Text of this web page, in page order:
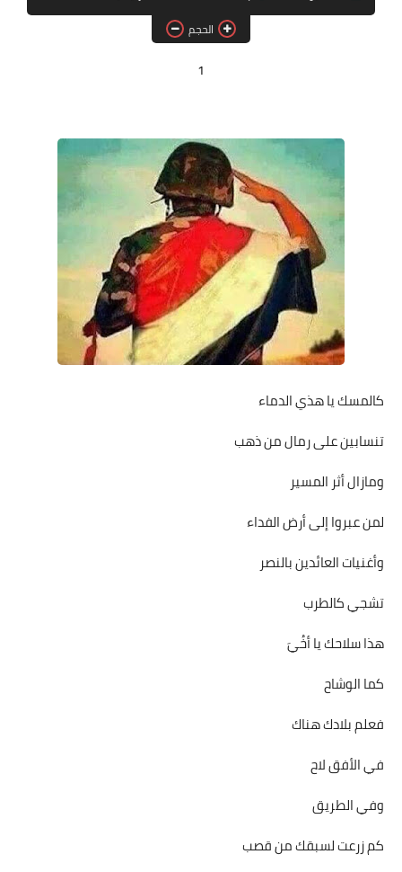
مقالات الحجم
1
كالمسك يا هذي الدماء
تنسابين على رمال من ذهب
ومازال أثر المسير
لمن عبروا إلى أرض الفداء
وأغنيات العائدين بالنصر
تشجي كالطرب
هذا سلاحك يا أخُيَ
كما الوشاح
فعلم بلادك هناك
في الأفق لاح
وفي الطريق
كم زرعت لسبقك من قصب